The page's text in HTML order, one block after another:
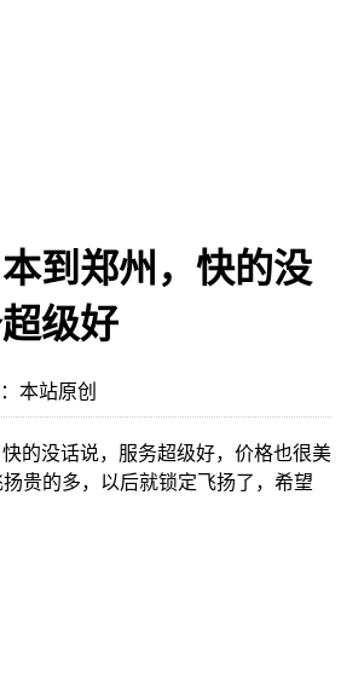
到郑州，快的没
级好
本站原创
的没话说，服务超级好，价格也很美
扬贵的多，以后就锁定飞扬了，希望